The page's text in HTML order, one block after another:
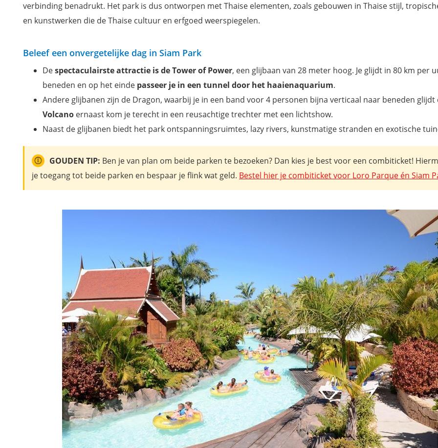
verbinding benadrukt. Het park is dus ontworpen met Thaise elementen, zoals gebouwen in Thaise stijl,
en kunstwerken die de Thaise cultuur en erfgoed weerspiegelen.
Beleef een onvergetelijke dag in Siam Park
Despectaculairste attractie is de Tower of Power, een glijbaan van 28 meter hoog. Je glijdt in 80 km per
beneden en op het einde passeer je in een tunnel door het haaienaquarium.
Andere glijbanen zijn de Dragon, waarbij je in een band voor 4 personen bijna verticaal naar beneden glijdt
Volcano ernaast kom je terecht in een reusachtige trechter met een lichtshow.
Naast de glijbanen biedt het park ontspanningsruimtes, lazy rivers, kunstmatige stranden en exotische
GOUDEN TIP: Ben je van plan om beide parken te bezoeken? Dan kies je best voor een combiticket!
je toegang tot beide parken en bespaar je flink wat geld. Bestel hier je combiticket voor Loro Parque én Siam